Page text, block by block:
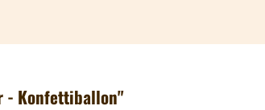
- Konfettiballon"